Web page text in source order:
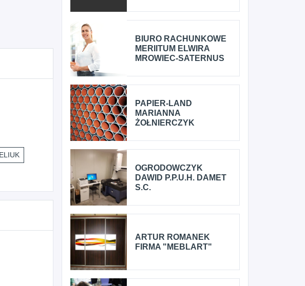
BIURO RACHUNKOWE
MERIITUM ELWIRA
MROWIEC-SATERNUS
PAPIER-LAND
MARIANNA
ŻOŁNIERCZYK
OGRODOWCZYK
DAWID P.P.U.H. DAMET
S.C.
ARTUR ROMANEK
FIRMA "MEBLART"